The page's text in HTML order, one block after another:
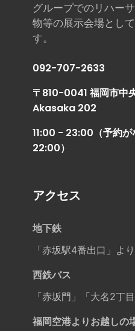
グループでのリハー
物等の展示会場とし
す。
092-707-2633
〒810-0041 福岡市
Akasaka 202
11:00 - 23:00（予約
22:00）
アクセス
地下鉄
「赤坂駅4番出口」よ
西鉄バス
「赤坂門」「大名2丁
福岡空港よりお越しの